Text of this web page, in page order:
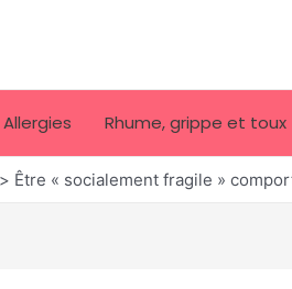
Allergies Rhume, grippe et toux
Être « socialement fragile »